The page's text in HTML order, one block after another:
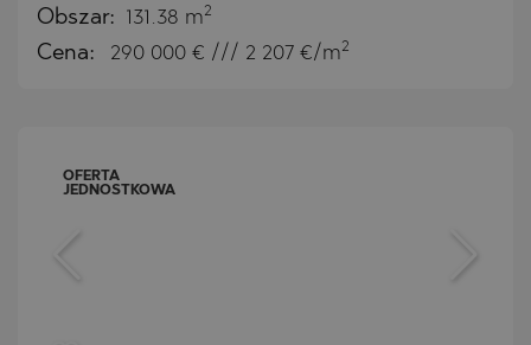
Obszar: 131.38 m2
Cena: 290 000 € /// 2 207 €/m2
OFERTA
JEDNOSTKOWA